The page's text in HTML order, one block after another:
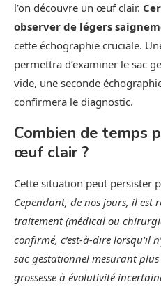
l’on découvre un œuf clair.
observer de légers
cette échographie cruciale.
permettra d’examiner le sac
vide, une seconde
confirmera le diagnostic.
Combien de temps
œuf clair ?
Cette situation peut persister
Cependant, de nos jours, il est
traitement (médical ou
confirmé, c’est-à-dire lorsqu’il
sac gestationnel mesurant
grossesse à évolutivité